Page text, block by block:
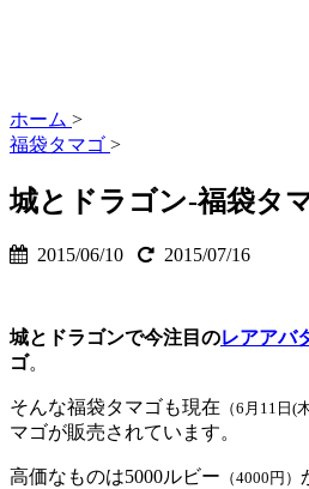
ホーム >
福袋タマゴ >
城とドラゴン-福袋タ
2015/06/10 2015/07/16
城とドラゴンで今注目のレアアバ
ゴ。
そんな福袋タマゴも現在 （6月11日(
マゴが販売されています。
高価なものは5000ルビー （4000円）